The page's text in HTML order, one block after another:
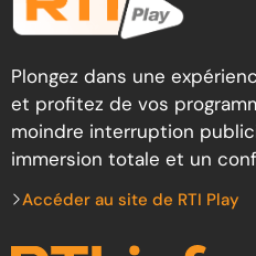
Plongez dans une
et profitez de vos
moindre interruption
immersion totale et un
Accéder au site de RTI Play